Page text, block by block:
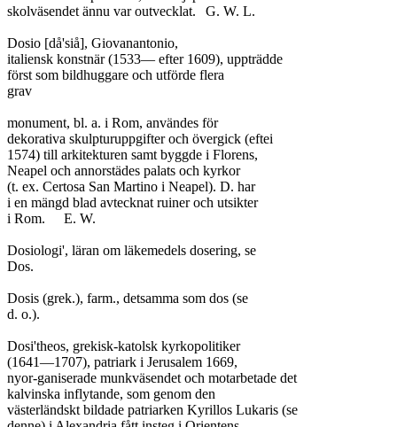
skolväsendet ännu var outvecklat.	G. W. L.
Dosio [då'siå], Giovanantonio,
italiensk konstnär (1533— efter 1609), uppträdde
först som bildhuggare och utförde flera
grav
monument, bl. a. i Rom, användes för
dekorativa skulpturuppgifter och övergick (eftei
1574) till arkitekturen samt byggde i Florens,
Neapel och annorstädes palats och kyrkor
(t. ex. Certosa San Martino i Neapel). D. har
i en mängd blad avtecknat ruiner och utsikter
i Rom.	E. W.
Dosiologi', läran om läkemedels dosering, se
Dos.
Dosis (grek.), farm., detsamma som dos (se
d. o.).
Dosi'theos, grekisk-katolsk kyrkopolitiker
(1641—1707), patriark i Jerusalem 1669,
nyor-ganiserade munkväsendet och motarbetade det
kalvinska inflytande, som genom den
västerländskt bildade patriarken Kyrillos Lukaris (se